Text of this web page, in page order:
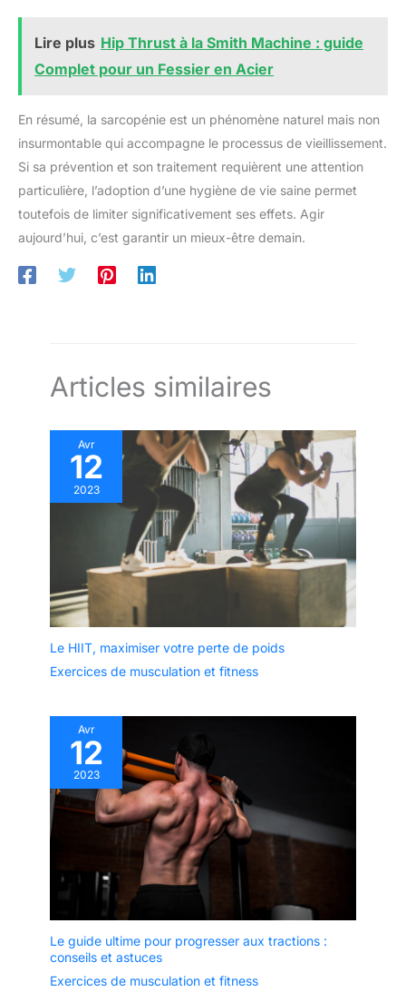
Lire plus Hip Thrust à la Smith Machine : guide
Complet pour un Fessier en Acier
En résumé, la sarcopénie est un phénomène naturel mais non
insurmontable qui accompagne le processus de vieillissement.
Si sa prévention et son traitement requièrent une attention
particulière, l’adoption d’une hygiène de vie saine permet
toutefois de limiter significativement ses effets. Agir
aujourd’hui, c’est garantir un mieux-être demain.
Articles similaires
Avr
12
2023
Le HIIT, maximiser votre perte de poids
Exercices de musculation et fitness
Avr
12
2023
Le guide ultime pour progresser aux tractions :
conseils et astuces
Exercices de musculation et fitness